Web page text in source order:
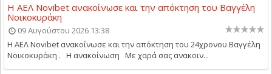
Η ΑΕΛ Novibet ανακοίνωσε και την απόκτηση του Βαγγέλη
Νοικοκυράκη
09 Αυγούστου 2026 13:38
Η ΑΕΛ Novibet ανακοίνωσε και την απόκτηση του 24χρονου Βαγγέλη
Νοικοκυράκη . Η ανακοίνωση Με χαρά σας ανακοιν...